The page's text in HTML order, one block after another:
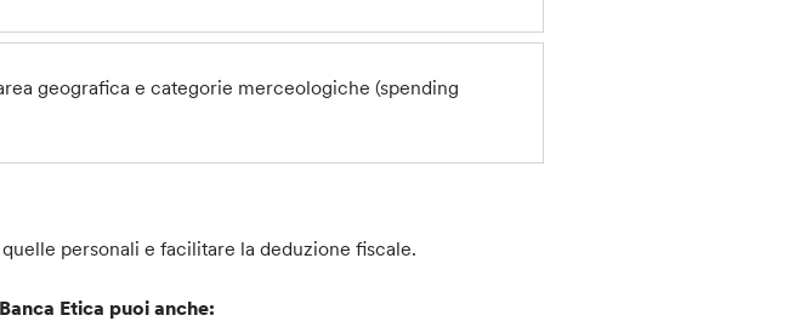
geografica e categorie merceologiche (spending
personali e facilitare la deduzione fiscale.
Etica puoi anche: